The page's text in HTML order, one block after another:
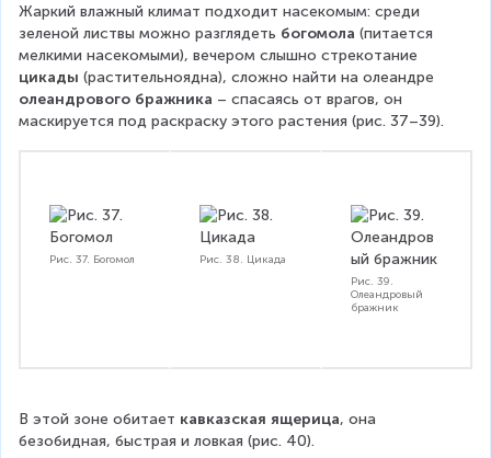
Жаркий влажный климат подходит насекомым: среди
зеленой листвы можно разглядеть богомола (питается
мелкими насекомыми), вечером слышно стрекотание
цикады (растительноядна), сложно найти на олеандре
олеандрового бражника – спасаясь от врагов, он
маскируется под раскраску этого растения (рис. 37–39).
Рис. 37. Богомол
Рис. 38. Цикада
Рис. 39.
Олеандровый
бражник
В этой зоне обитает кавказская ящерица, она
безобидная, быстрая и ловкая (рис. 40).